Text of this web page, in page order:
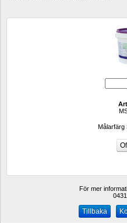
Målarfärg
För mer